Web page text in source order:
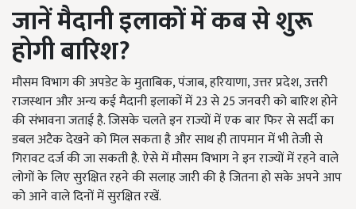
जानें मैदानी इलाकों में कब से शुरू
होगी बारिश?
मौसम विभाग की अपडेट के मुताबिक, पंजाब, हरियाणा, उत्तर प्रदेश, उत्तरी
राजस्थान और अन्य कई मैदानी इलाकों में 23 से 25 जनवरी को बारिश होने
की संभावना जताई है. जिसके चलते इन राज्यों में एक बार फिर से सर्दी का
डबल अटैक देखने को मिल सकता है और साथ ही तापमान में भी तेजी से
गिरावट दर्ज की जा सकती है. ऐसे में मौसम विभाग ने इन राज्यों में रहने वाले
लोगों के लिए सुरक्षित रहने की सलाह जारी की है जितना हो सके अपने आप
को आने वाले दिनों में सुरक्षित रखें.